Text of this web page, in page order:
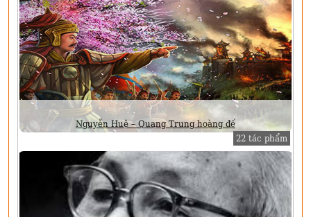
Nguyễn Huệ – Quang Trung hoàng đế
22 tác phẩm